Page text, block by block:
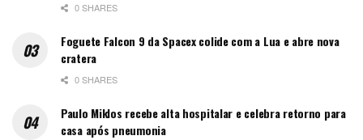
0 SHARES
Foguete Falcon 9 da Spacex colide com a Lua e abre nova
cratera
0 SHARES
Paulo Miklos recebe alta hospitalar e celebra retorno para
casa após pneumonia